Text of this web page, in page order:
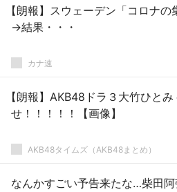
【朗報】スウェーデン「コロナの
→結果・・・
カナ速
【朗報】AKB48ドラ３大竹ひと
せ！！！！！【画像】
AKB48タイムズ（AKB48まとめ）
なんかすごい予告来たな…柴田